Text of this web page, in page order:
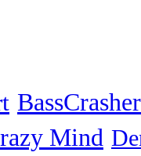
BassCrasher
Mind